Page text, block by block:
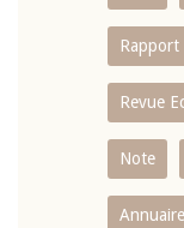
Rapport
Revue
Note
Annuaire